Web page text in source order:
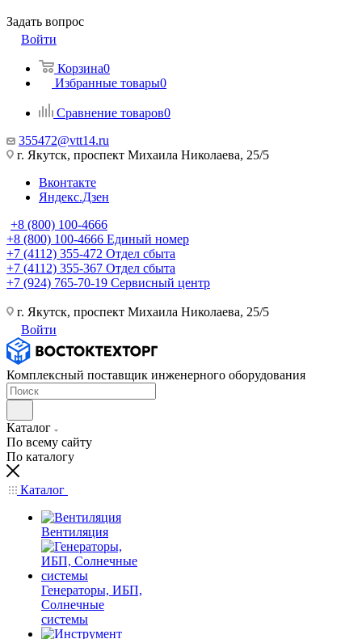
Задать вопрос
Войти
Корзина0
Избранные товары0
Сравнение товаров0
355472@vtt14.ru
г. Якутск, проспект Михаила Николаева, 25/5
Вконтакте
Яндекс.Дзен
+8 (800) 100-4666
+8 (800) 100-4666 Единый номер
+7 (4112) 355-472 Отдел сбыта
+7 (4112) 355-367 Отдел сбыта
+7 (924) 765-70-19 Сервисный центр
г. Якутск, проспект Михаила Николаева, 25/5
Войти
Комплексный поставщик инженерного оборудования
Каталог
По всему сайту
По каталогу
Каталог
Вентиляция
Генераторы, ИБП,
Солнечные
системы